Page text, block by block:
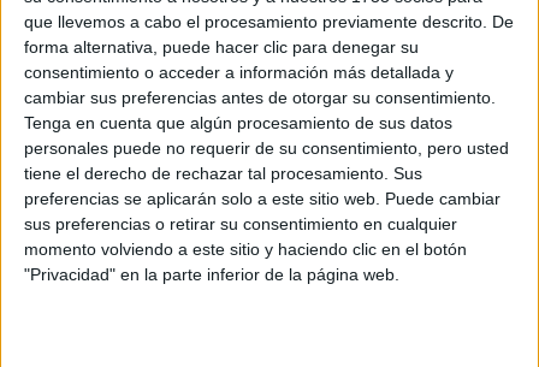
que llevemos a cabo el procesamiento previamente descrito. De
forma alternativa, puede hacer clic para denegar su
consentimiento o acceder a información más detallada y
cambiar sus preferencias antes de otorgar su consentimiento.
Tenga en cuenta que algún procesamiento de sus datos
personales puede no requerir de su consentimiento, pero usted
tiene el derecho de rechazar tal procesamiento. Sus
preferencias se aplicarán solo a este sitio web. Puede cambiar
sus preferencias o retirar su consentimiento en cualquier
momento volviendo a este sitio y haciendo clic en el botón
"Privacidad" en la parte inferior de la página web.
Nota de corte
Idioma de
enseñanza:
Castellano
Universidad CEU Cardenal Herrera
Universidad Privada
Duración:5,0 años
Precio del primer curso:8.680 €
Pídeles información ¡GRATIS!
Castellón
Nota de corte
No aplica
Doble Grado en Educación Infantil + Educación Primaria
Universidad CEU Cardenal Herrera
Universidad Privada
Web de la facultad:https://www.uchceu.es/